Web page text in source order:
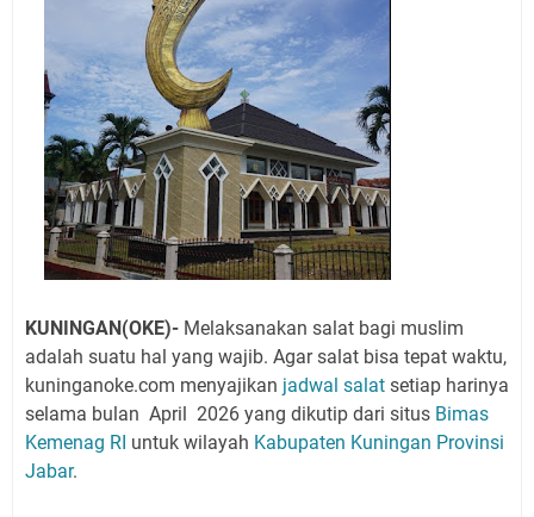
Agustus 2026, Daging Naik, Telur Turun
Agenda Kegiatan Bupati Kuningan Jumat 7 Agustus
2026 Ada Tiga, Tapi yang Bakal Dihadiri Hanya Satu
Ini Empat Lokasi Samsat Keliling Kuningan Jumat 7
Agustus 2026
KUNINGAN(OKE)- Melaksanakan salat bagi muslim
adalah suatu hal yang wajib. Agar salat bisa tepat waktu,
kuninganoke.com menyajikan jadwal salat setiap harinya
selama bulan April 2026 yang dikutip dari situs Bimas
Kemenag RI untuk wilayah Kabupaten Kuningan Provinsi
Jabar.